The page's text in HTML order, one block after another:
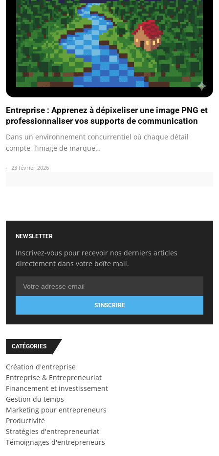
Entreprise : Apprenez à dépixeliser une image PNG et
professionnaliser vos supports de communication
Dans un environnement concurrentiel où chaque détail
compte, l’image de marque…
23 février 2026
NEWSLETTER
Inscrivez-vous pour recevoir nos derniers articles
directement dans votre boîte mail.
S'INSCRIRE
CATÉGORIES
Création d'entreprise
Entreprise & Entrepreneuriat
Financement et investissement
Gestion du temps
Marketing pour entrepreneurs
Productivité
Stratégies d'entrepreneuriat
Témoignages d'entrepreneurs